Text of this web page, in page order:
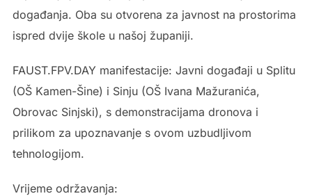
događanja. Oba su otvorena za javnost na prostorima
ispred dvije škole u našoj županiji.
FAUST.FPV.DAY manifestacije: Javni događaji u Splitu
(OŠ Kamen-Šine) i Sinju (OŠ Ivana Mažuranića,
Obrovac Sinjski), s demonstracijama dronova i
prilikom za upoznavanje s ovom uzbudljivom
tehnologijom.
Vrijeme održavanja: